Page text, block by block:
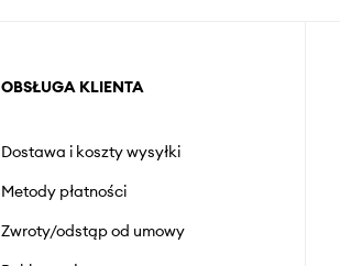
OBSŁUGA KLIENTA
Dostawa i koszty wysyłki
Metody płatności
Zwroty/odstąp od umowy